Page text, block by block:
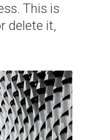
This is
delete it,